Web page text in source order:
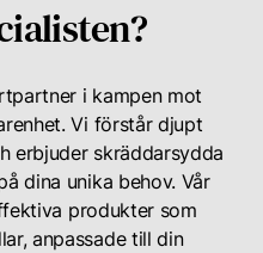
i kampen mot
Vi förstår djupt
erbjuder skräddarsydda
dina unika behov. Vår
produkter som
anpassade till din